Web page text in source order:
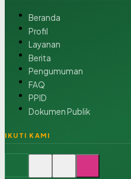
Beranda
Profil
Layanan
Berita
Pengumuman
FAQ
PPID
Dokumen Publik
IKUTI KAMI